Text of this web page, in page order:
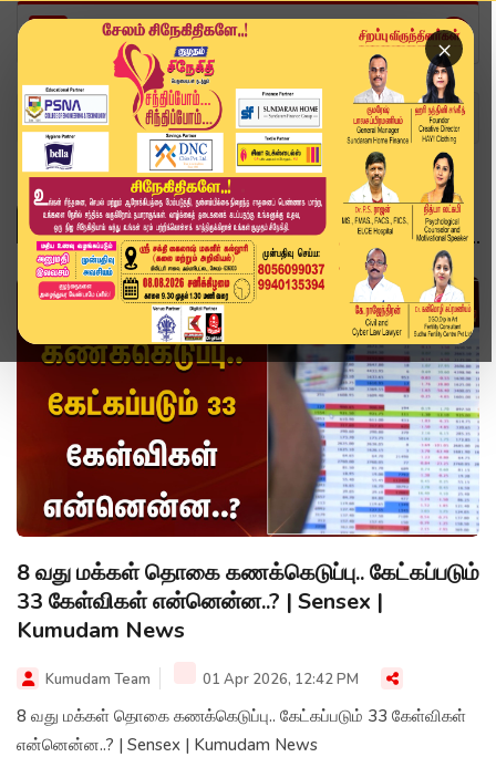
×
Home Topics
வீடியோ ஸ்டோரி
8 வது மக்கள் தொகை கணக்கெடுப்பு.. கேட்கப்படும்
33 கேள்விகள் என்னென்ன..? | Sensex |
Kumudam News
Kumudam Team 01 Apr 2026, 12:42 PM
8 வது மக்கள் தொகை கணக்கெடுப்பு.. கேட்கப்படும் 33 கேள்விகள்
என்னென்ன..? | Sensex | Kumudam News